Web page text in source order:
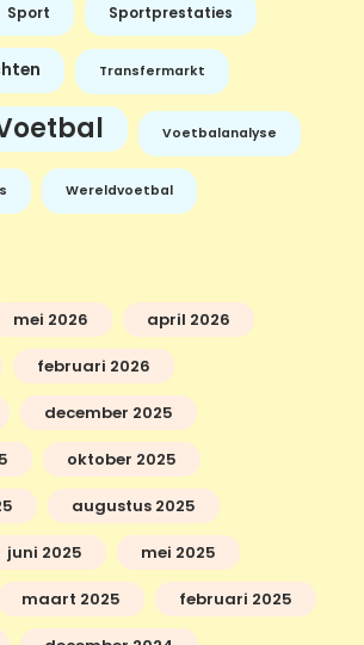
Sport Sportprestaties
Transfermarkt
Voetbalanalyse
Wereldvoetbal
mei 2026 april 2026
februari 2026
december 2025
oktober 2025
augustus 2025
juni 2025 mei 2025
maart 2025 februari 2025